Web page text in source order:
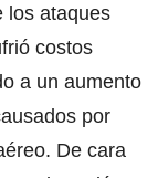
los ataques
costos
a un aumento
​​por
De cara